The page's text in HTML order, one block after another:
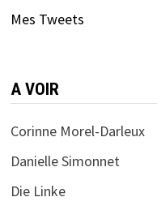
Mes Tweets
A VOIR
Corinne Morel-Darleux
Danielle Simonnet
Die Linke